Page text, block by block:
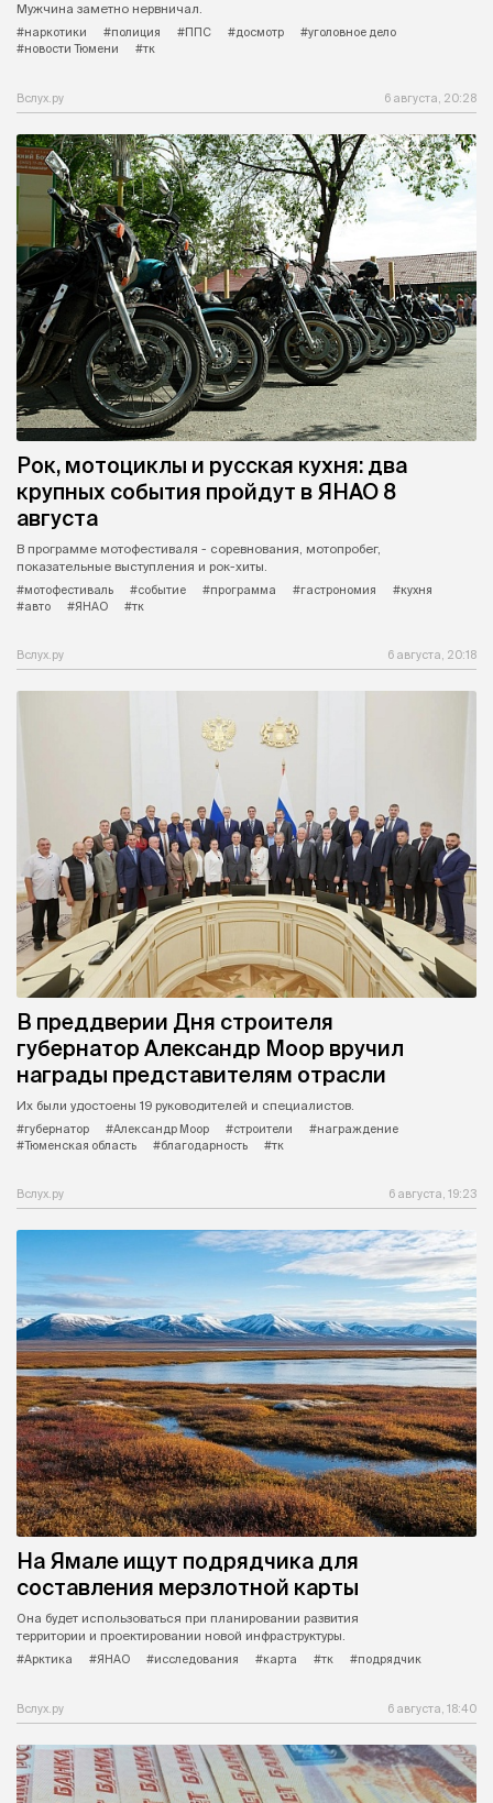
Мужчина заметно нервничал.
#наркотики
#полиция #ППС #досмотр
#уголовное дело
#новости Тюмени
#тк
Вслух.ру 6 августа, 20:28
Рок, мотоциклы и русская кухня: два
крупных события пройдут в ЯНАО 8
августа
В программе мотофестиваля - соревнования, мотопробег,
показательные выступления и рок-хиты.
#мотофестиваль
#событие #программа #гастрономия
#кухня
#авто
#ЯНАО #тк
Вслух.ру 6 августа, 20:18
В преддверии Дня строителя
губернатор Александр Моор вручил
награды представителям отрасли
Их были удостоены 19 руководителей и специалистов.
#губернатор
#Александр Моор #строители
#награждение
#Тюменская область
#благодарность #тк
Вслух.ру 6 августа, 19:23
На Ямале ищут подрядчика для
составления мерзлотной карты
Она будет использоваться при планировании развития
территории и проектировании новой инфраструктуры.
#Арктика
#ЯНАО #исследования #карта #тк #подрядчик
Вслух.ру 6 августа, 18:40